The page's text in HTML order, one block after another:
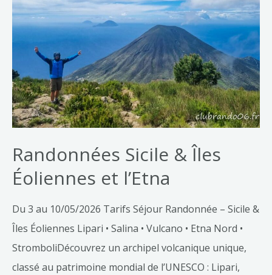
Randonnées Sicile & Îles
Éoliennes et l’Etna
Du 3 au 10/05/2026 Tarifs Séjour Randonnée – Sicile &
Îles Éoliennes Lipari • Salina • Vulcano • Etna Nord •
StromboliDécouvrez un archipel volcanique unique,
classé au patrimoine mondial de l’UNESCO : Lipari,
Îles
Éoliennes
l’Etna